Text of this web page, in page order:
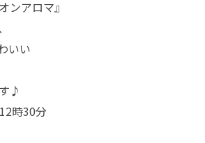
ンアロマ』
いい
♪
時30分